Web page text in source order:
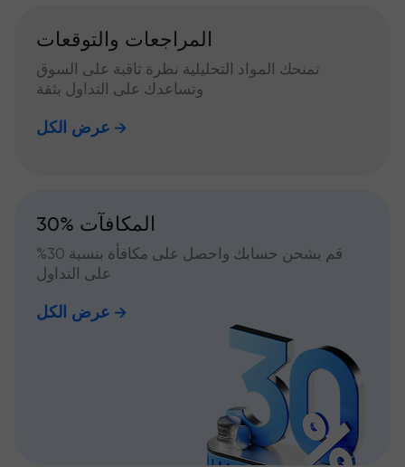
المراجعات والتوقعات
تمنحك المواد التحليلية نظرة ثاقبة على السوق
وتساعدك على التداول بثقة
عرض الكل
30% المكافآت
قم بشحن حسابك واحصل على مكافأة بنسبة 30%
على التداول
عرض الكل